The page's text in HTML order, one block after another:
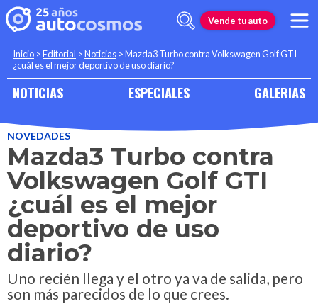
Vende tu auto
Inicio >Editorial >Noticias >Mazda3 Turbo contra Volkswagen Golf GTI
¿cuál es el mejor deportivo de uso diario?
NOTICIAS ESPECIALES GALERIAS
NOVEDADES
Mazda3 Turbo contra
Volkswagen Golf GTI
¿cuál es el mejor
deportivo de uso
diario?
Uno recién llega y el otro ya va de salida, pero
son más parecidos de lo que crees.